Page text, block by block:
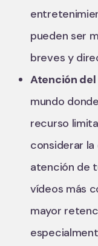
pueden ser
breves y
Atención
mundo
recurso
considerar
atención de
vídeos más
mayor